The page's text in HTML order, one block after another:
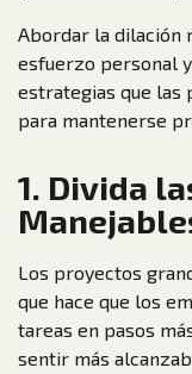
Abordar la dilación
esfuerzo personal
estrategias que las
para mantenerse
1. Divida
Los proyectos
que hace que los
tareas en pasos
sentir más